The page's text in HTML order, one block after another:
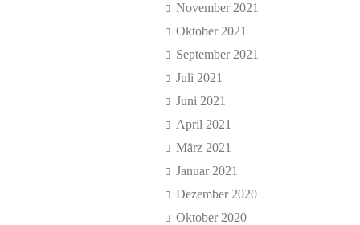
November 2021
Oktober 2021
September 2021
Juli 2021
Juni 2021
April 2021
März 2021
Januar 2021
Dezember 2020
Oktober 2020